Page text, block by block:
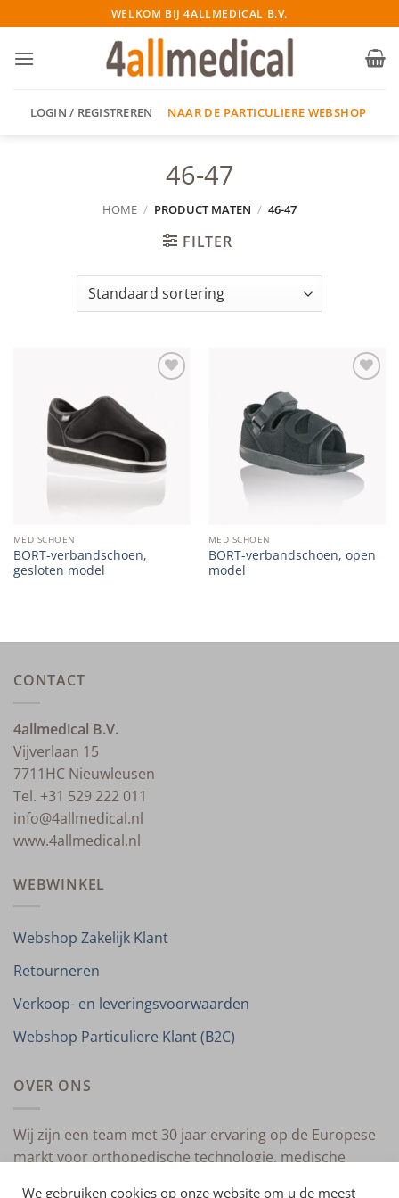
naar
inhoud
WELKOM BIJ 4ALLMEDICAL B.V.
LOGIN / REGISTREREN NAAR DE PARTICULIERE WEBSHOP
46-47
HOME / PRODUCT MATEN / 46-47
FILTER
MED SCHOEN
BORT-verbandschoen,
gesloten model
MED SCHOEN
BORT-verbandschoen, open
model
CONTACT
4allmedical B.V.
Vijverlaan 15
7711HC Nieuwleusen
Tel. +31 529 222 011
info@4allmedical.nl
www.4allmedical.nl
WEBWINKEL
Webshop Zakelijk Klant
Retourneren
Verkoop- en leveringsvoorwaarden
Webshop Particuliere Klant (B2C)
OVER ONS
Wij zijn een team met 30 jaar ervaring op de Europese
markt voor orthopedische technologie, medische
We gebruiken cookies op onze website om u de meest